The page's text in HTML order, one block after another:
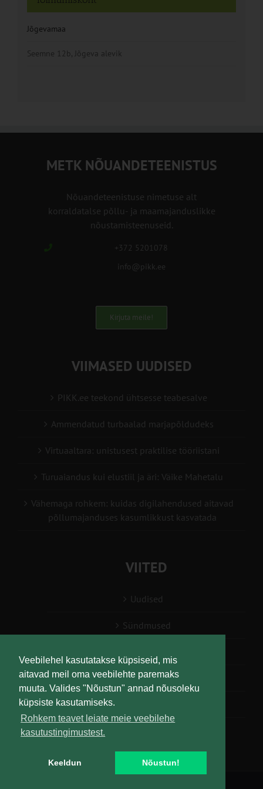
Veebilehel kasutatakse küpsiseid, mis
aitavad meil oma veebilehte paremaks
muuta. Valides "Nõustun" annad nõusoleku
küpsiste kasutamiseks.
Rohkem teavet leiate meie veebilehe
kasutustingimustest.
Keeldun Nõustun!
Jõgevamaa
Seemne 12b, Jõgeva alevik
METK NÕUANDETEENISTUS
Nõuandeteenistuse nimetuse alt
korraldatalse põllu- ja maamajanduslikke
nõustamisteenuseid.
+372 5201078
info@pikk.ee
Kirjuta meile!
VIIMASED UUDISED
PIKK.ee teekond ühtsesse teabesalve
Ammendatud turbaalad marjapõldudeks
Virtuaaltara: unistusest praktilise tööriistani
Turuaiandus kui elustiil ja äri: Väike Mahetalu
Vähemaga rohkem: kuidas digilahendused aitavad
põllumajanduses kasumlikkust kasvatada
VIITED
Uudised
Sündmused
Teabesalv
Liitu uudiskirjaga